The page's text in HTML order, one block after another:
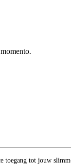
toegang tot jouw